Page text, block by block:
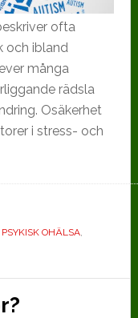
ofta
och ibland
många
rädsla
Osäkerhet
i stress- och
PSYKISK OHÄLSA,